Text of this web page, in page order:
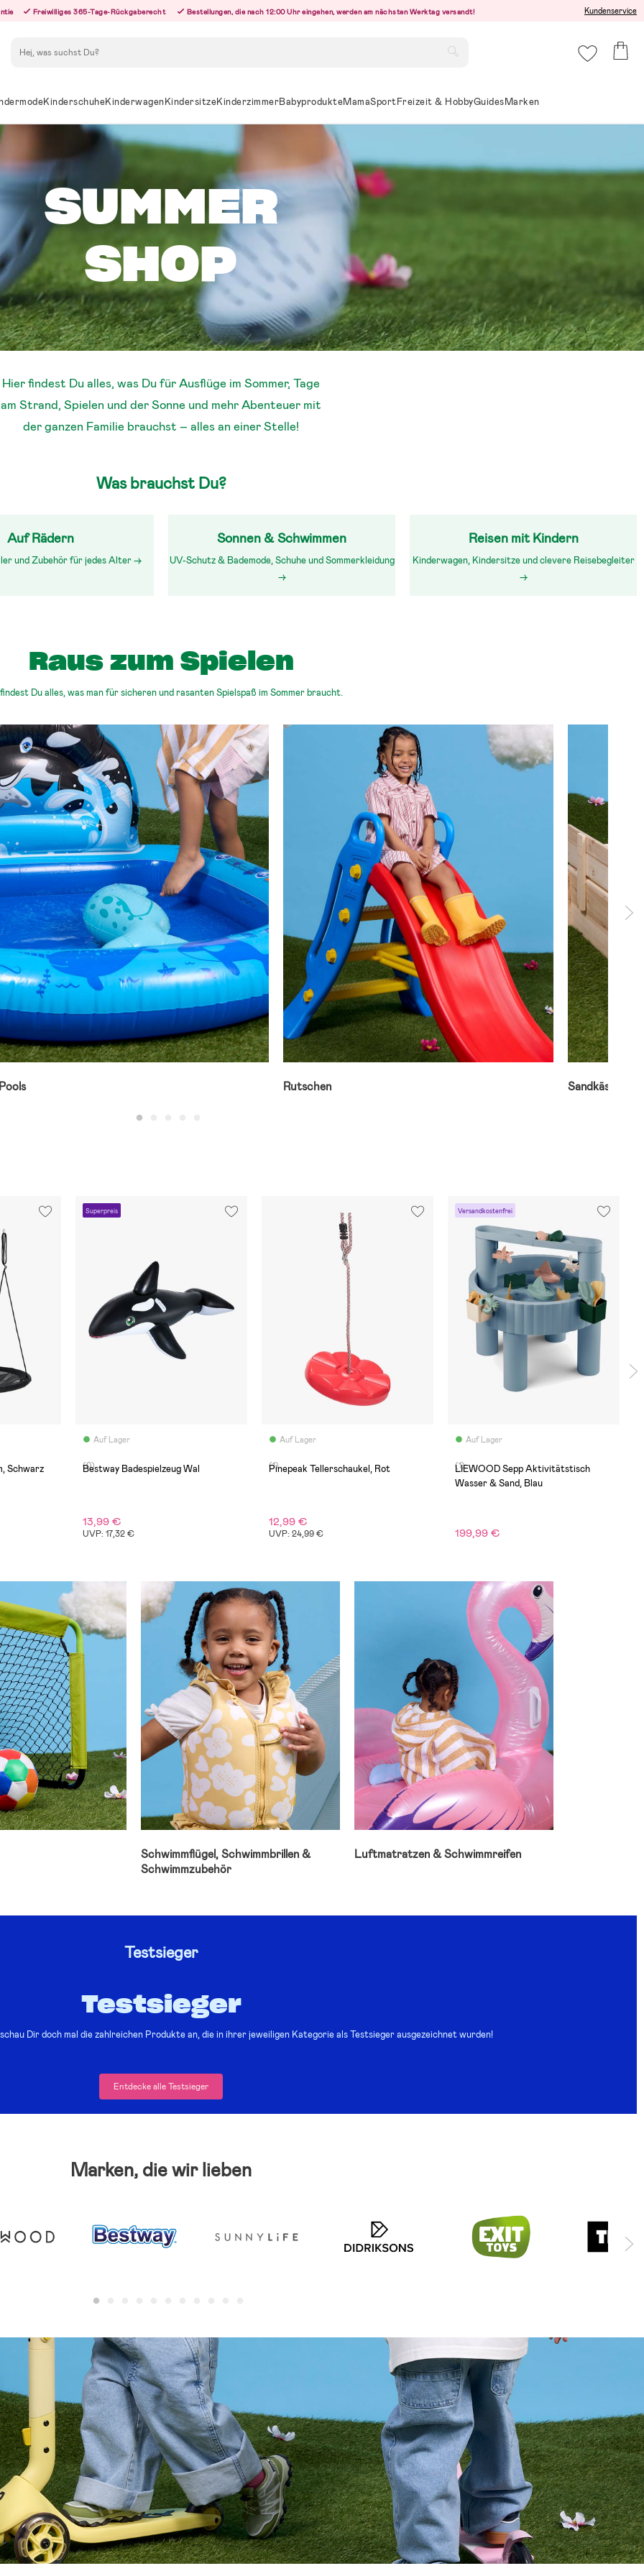
Freiwilliges 365-Tage-Rückgaberecht Bestellungen, die nach 12:00 Uhr eingehen, werden am nächsten Werktag versandt! Kundenservice
KinderschuheKinderwagenKindersitzeKinderzimmerBabyprodukteMamaSportFreizeit & HobbyGuidesMarken
SUMMER
SHOP
Hier findest Du alles, was Du für Ausflüge im Sommer, Tage
am Strand, Spielen und der Sonne und mehr Abenteuer mit
der ganzen Familie brauchst – alles an einer Stelle!
Was brauchst Du?
Auf Rädern
und Zubehör für jedes Alter →
Sonnen & Schwimmen
UV-Schutz & Bademode, Schuhe und Sommerkleidung
→
Reisen mit Kindern
Kinderwagen, Kindersitze und clevere Reisebegleiter
→
Raus zum Spielen
Du alles, was man für sicheren und rasanten Spielspaß im Sommer braucht.
Rutschen Sandkästen
Schwarz
Superpreis
Auf Lager
(0)
Bestway Badespielzeug Wal
13,99 €
UVP: 17,32 €
Auf Lager
(1)
Pinepeak Tellerschaukel, Rot
12,99 €
UVP: 24,99 €
Versandkostenfrei
Auf Lager
(1)
LIEWOOD Sepp Aktivitätstisch
Wasser & Sand, Blau
199,99 €
Schwimmflügel, Schwimmbrillen &
Schwimmzubehör
Luftmatratzen & Schwimmreifen
Testsieger
Testsieger
Dir doch mal die zahlreichen Produkte an, die in ihrer jeweiligen Kategorie als Testsieger ausgezeichnet wurden!
Entdecke alle Testsieger
Marken, die wir lieben